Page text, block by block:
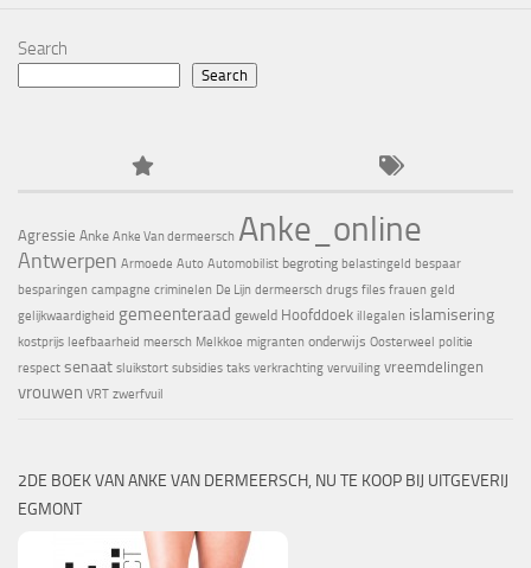
Search
Search
Agressie Anke Anke Van dermeersch Anke_online
Antwerpen Armoede Auto Automobilist begroting belastingeld bespaar
besparingen campagne criminelen De Lijn dermeersch drugs files frauen geld
gelijkwaardigheid gemeenteraad geweld Hoofddoek illegalen islamisering
kostprijs leefbaarheid meersch Melkkoe migranten onderwijs Oosterweel politie
respect senaat sluikstort subsidies taks verkrachting vervuiling vreemdelingen
vrouwen VRT zwerfvuil
2DE BOEK VAN ANKE VAN DERMEERSCH, NU TE KOOP BIJ UITGEVERIJ
EGMONT